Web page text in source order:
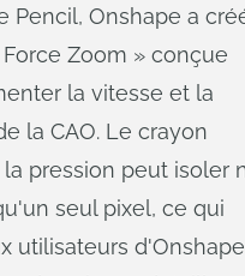
Pencil, Onshape a
Zoom » conçue
la vitesse et la
la CAO. Le crayon
pression peut isoler
seul pixel, ce qui
utilisateurs